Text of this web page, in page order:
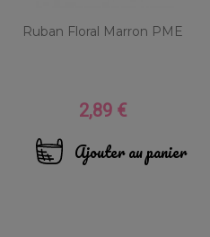
Ruban Floral Marron PME
Prix
2,89 €
Ajouter au panier